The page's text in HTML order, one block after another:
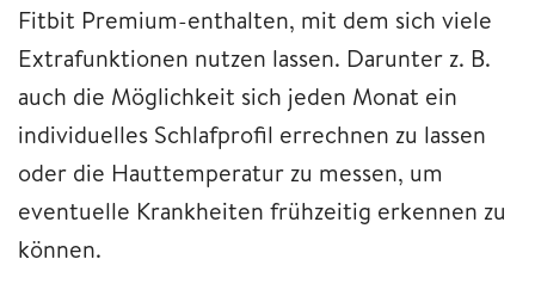
Fitbit Premium-enthalten, mit dem sich viele
Extrafunktionen nutzen lassen. Darunter z. B.
auch die Möglichkeit sich jeden Monat ein
individuelles Schlafprofil errechnen zu lassen
oder die Hauttemperatur zu messen, um
eventuelle Krankheiten frühzeitig erkennen zu
können.